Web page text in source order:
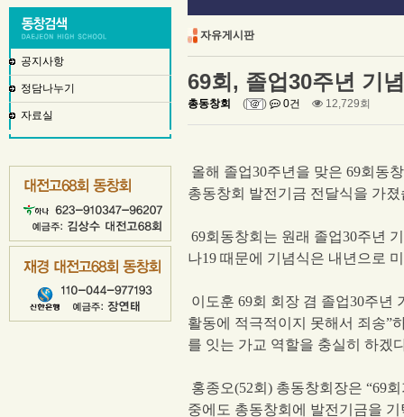
공지사항
정담나누기
자료실
자유게시판
69회, 졸업30주년 기
총동창회 ( ) 0건 12,729회
올해 졸업30주년을 맞은 69회동
총동창회 발전기금 전달식을 가졌
69회동창회는 원래 졸업30주년
나19 때문에 기념식은 내년으로
이도훈 69회 회장 겸 졸업30주년
활동에 적극적이지 못해서 죄송”
를 잇는 가교 역할을 충실히 하겠
홍종오(52회 ) 총동창회장은 “69
중에도 총동창회에 발전기금을